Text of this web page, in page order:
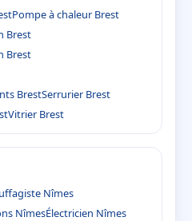
Pompe à chaleur Brest
Brest
Brest
BrestSerrurier Brest
Vitrier Brest
Nîmes
NîmesÉlectricien Nîmes